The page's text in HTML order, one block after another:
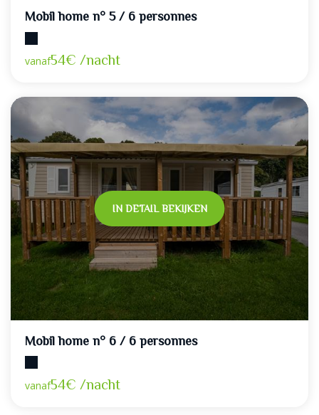
Mobil home n° 5 / 6 personnes
vanaf54€ /nacht
IN DETAIL BEKIJKEN
Mobil home n° 6 / 6 personnes
vanaf54€ /nacht